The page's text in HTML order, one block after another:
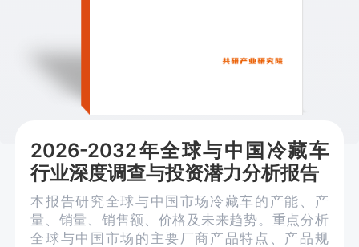
2026-2032年全球与中国冷藏车
行业深度调查与投资潜力分析报告
本报告研究全球与中国市场冷藏车的产能、产
量、销量、销售额、价格及未来趋势。重点分析
全球与中国市场的主要厂商产品特点、产品规